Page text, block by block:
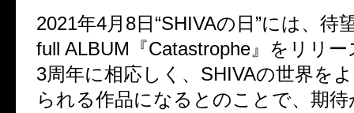
2021年4月8日“SHIVAの日”には、待
full ALBUM『Catastrophe』をリリー
3周年に相応しく、SHIVAの世界を
られる作品になるとのことで、期